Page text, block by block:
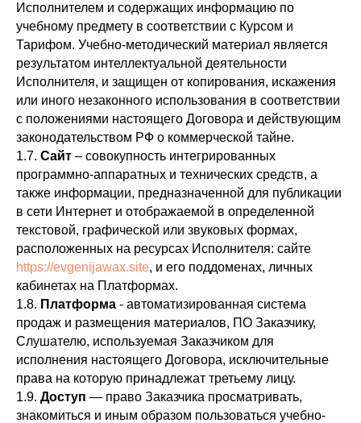
Исполнителем и содержащих информацию по
учебному предмету в соответствии с Курсом и
Тарифом. Учебно-методический материал является
результатом интеллектуальной деятельности
Исполнителя, и защищен от копирования, искажения
или иного незаконного использования в соответствии
с положениями настоящего Договора и действующим
законодательством РФ о коммерческой тайне.
1.7. Сайт – совокупность интегрированных
программно-аппаратных и технических средств, а
также информации, предназначенной для публикации
в сети Интернет и отображаемой в определенной
текстовой, графической или звуковых формах,
расположенных на ресурсах Исполнителя: сайте
https://evgenijawax.site, и его поддоменах, личных
кабинетах на Платформах.
1.8. Платформа - автоматизированная система
продаж и размещения материалов, ПО Заказчику,
Слушателю, используемая Заказчиком для
исполнения настоящего Договора, исключительные
права на которую принадлежат третьему лицу.
1.9. Доступ — право Заказчика просматривать,
знакомиться и иным образом пользоваться учебно-